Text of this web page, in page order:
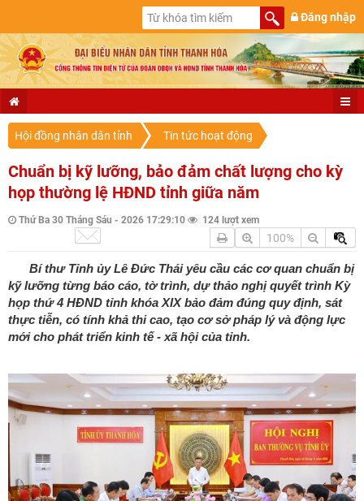
Đăng nhập
Hội đồng nhân dân tỉnh Tin tức hoạt động
Chuẩn bị kỹ lưỡng, bảo đảm chất lượng cho kỳ
họp thường lệ HĐND tỉnh giữa năm
Thứ Ba 30 Tháng Sáu - 2026 17:29:10 124 lượt xem
100%
Bí thư Tỉnh ủy Lê Đức Thái yêu cầu các cơ quan chuẩn bị
kỹ lưỡng từng báo cáo, tờ trình, dự thảo nghị quyết trình Kỳ
họp thứ 4 HĐND tỉnh khóa XIX bảo đảm đúng quy định, sát
thực tiễn, có tính khả thi cao, tạo cơ sở pháp lý và động lực
mới cho phát triển kinh tế - xã hội của tỉnh.